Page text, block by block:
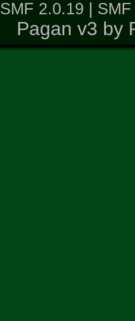
SMF 2.0.19
Pagan v3 by